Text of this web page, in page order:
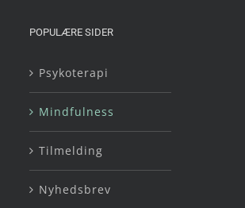
POPULÆRE SIDER
Psykoterapi
Mindfulness
Tilmelding
Nyhedsbrev